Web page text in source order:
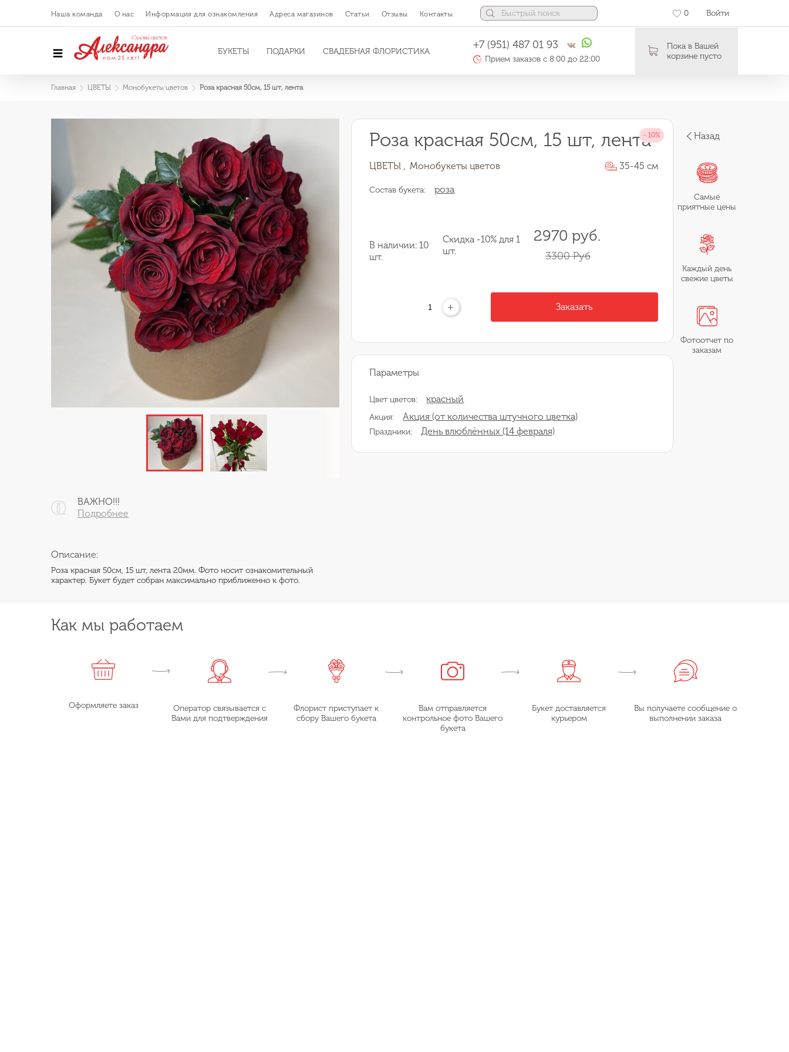
Наша команда О нас Информация для ознакомления Адреса магазинов Статьи Отзывы Контакты 0 Войти
БУКЕТЫ ПОДАРКИ СВАДЕБНАЯ ФЛОРИСТИКА
+7 (951) 487 01 93
Прием заказов с 8:00 до 22:00
Пока в Вашей
корзине пусто
Главная ЦВЕТЫ Монобукеты цветов Роза красная 50см, 15 шт, лента
ВАЖНО!!!
Подробнее
Описание:
Роза красная 50см, 15 шт, лента 20мм. Фото носит ознакомительный
характер. Букет будет собран максимально приближенно к фото.
Роза красная 50см, 15 шт, лента
ЦВЕТЫ , Монобукеты цветов 35-45 см
Состав букета: роза
В наличии: 10
шт.
Скидка -10% для 1
шт.
2970 руб.
3300 Руб
+ Заказать
Параметры
Цвет цветов: красный
Акция: Акция (от количества штучного цветка)
Праздники: День влюблённых (14 февраля)
Назад
Самые
приятные цены
Каждый день
свежие цветы
Фотоотчет по
заказам
Как мы работаем
Оформляете заказ
Оператор связывается с
Вами для подтверждения
Флорист приступает к
сбору Вашего букета
Вам отправляется
контрольное фото Вашего
букета
Букет доставляется
курьером
Вы получаете сообщение о
выполнении заказа